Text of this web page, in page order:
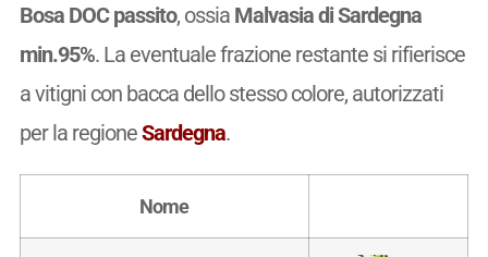
Bosa DOC passito, ossia Malvasia di Sardegna
min.95%. La eventuale frazione restante si rifierisce
a vitigni con bacca dello stesso colore, autorizzati
per la regioneSardegna.
Nome